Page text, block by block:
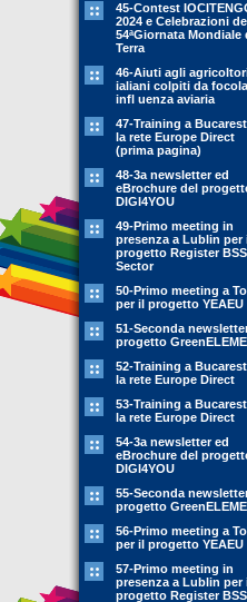
45-Contest
2024 e Celebrazioni
54ªGiornata Mondiale
Terra
46-Aiuti agli
ialiani colpiti da
infl uenza aviaria
47-Training a
la rete Europe Direct
(prima pagina)
48-3a newsletter ed
eBrochure del
DIGI4YOU
49-Primo meeting in
presenza a Lublin per
progetto Register BSS
Sector
50-Primo meeting a
per il progetto YEAEU
51-Seconda
progetto
52-Training a
la rete Europe Direct
53-Training a
la rete Europe Direct
54-3a newsletter ed
eBrochure del
DIGI4YOU
55-Seconda
progetto
56-Primo meeting a
per il progetto YEAEU
57-Primo meeting in
presenza a Lublin per
progetto Register BSS